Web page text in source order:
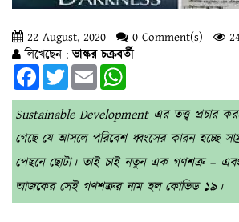
22 August, 2020 0 Comment(s)
লিখেছেন :ভাস্কর চক্রবর্তী
FacebookTwitterEmail
Sustainable Development এর তত্ত্ব প্রচার
গেছে যে আসলে পরিবেশ ধ্বংসের কারন হচ্ছে
পেছনে ছোটা। তাই চাই নতুন এক গণশত্রু – এবং
আজকের সেই গণশত্রুর নাম হল কোভিড ১৯।